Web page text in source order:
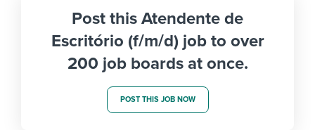
Post this Atendente de
Escritório (f/m/d) job to over
200 job boards at once.
POST THIS JOB NOW